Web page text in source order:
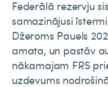
Federālā rezervju
samazinājusi
Džeroms Pauels
amata, un pastāv
nākamajam FRS
uzdevums